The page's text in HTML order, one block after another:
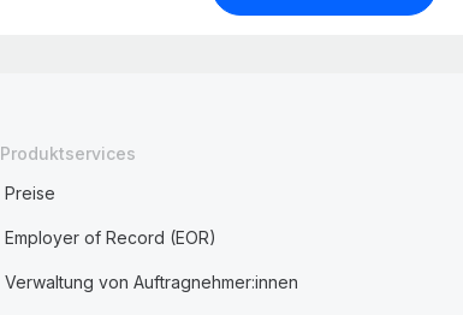
Produktservices
Preise
Employer of Record (EOR)
Verwaltung von Auftragnehmer:innen